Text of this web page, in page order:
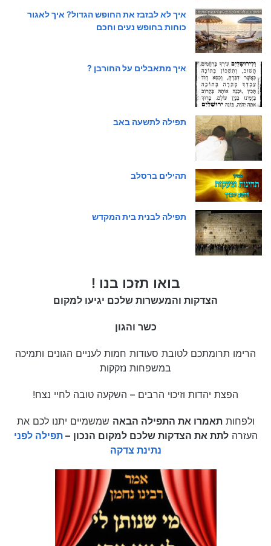
איך לא לבזבז את החופש הגדול? איך לאגור
כוחות בחופש נעים וחכם
איך מתאבלים על החורבן ?
תפילה לתשעה באב
תהילים ברסלב
תפילה לבנית בית המקדש
בואו תזכו בנו !
הצדקות והמעשרות שלכם יגיעו למקום
כשר והגון
הרימו תרומתכם לטובת סעודות חמות לעניים הגונים ותמיכה
במשפחות נזקקות
הפצת יהדות וזיכוי הרבים – השקעה טובה לחיי נצח!
ולפחותתאמרו את התפילה הבאה שמשמיים יתנו לכם את
העזרהלתת את הצדקות שלכם למקום הנכון –תפילה לפני
נתינת צדקה